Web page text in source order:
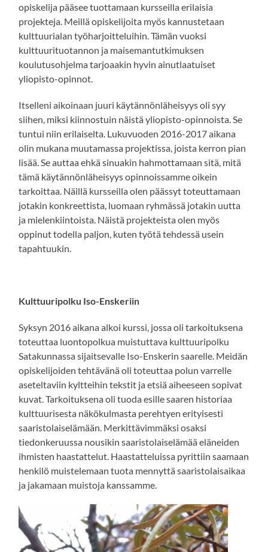
opiskelija pääsee tuottamaan kursseilla erilaisia
projekteja. Meillä opiskelijoita myös kannustetaan
kulttuurialan työharjoitteluihin. Tämän vuoksi
kulttuurituotannon ja maisemantutkimuksen
koulutusohjelma tarjoaakin hyvin ainutlaatuiset
yliopisto-opinnot.
Itselleni aikoinaan juuri käytännönläheisyys oli syy
siihen, miksi kiinnostuin näistä yliopisto-opinnoista. Se
tuntui niin erilaiselta. Lukuvuoden 2016-2017 aikana
olin mukana muutamassa projektissa, joista kerron pian
lisää. Se auttaa ehkä sinuakin hahmottamaan sitä, mitä
tämä käytännönläheisyys opinnoissamme oikein
tarkoittaa. Näillä kursseilla olen päässyt toteuttamaan
jotakin konkreettista, luomaan ryhmässä jotakin uutta
ja mielenkiintoista. Näistä projekteista olen myös
oppinut todella paljon, kuten työtä tehdessä usein
tapahtuukin.
Kulttuuripolku Iso-Enskeriin
Syksyn 2016 aikana alkoi kurssi, jossa oli tarkoituksena
toteuttaa luontopolkua muistuttava kulttuuripolku
Satakunnassa sijaitsevalle Iso-Enskerin saarelle. Meidän
opiskelijoiden tehtävänä oli toteuttaa polun varrelle
aseteltaviin kyltteihin tekstit ja etsiä aiheeseen sopivat
kuvat. Tarkoituksena oli tuoda esille saaren historiaa
kulttuurisesta näkökulmasta perehtyen erityisesti
saaristolaiselämään. Merkittävimmäksi osaksi
tiedonkeruussa nousikin saaristolaiselämää eläneiden
ihmisten haastattelut. Haastatteluissa pyrittiin saamaan
henkilö muistelemaan tuota mennyttä saaristolaisaikaa
ja jakamaan muistoja kanssamme.